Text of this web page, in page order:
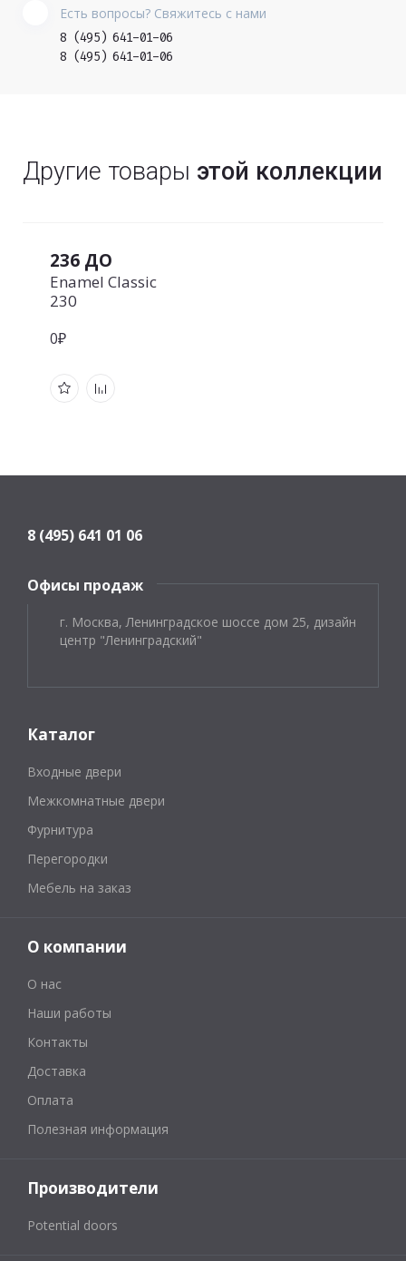
Есть вопросы? Свяжитесь с нами
8 (495) 641-01-06
8 (495) 641-01-06
Другие товары этой коллекции
236 ДО
Enamel Classic
230
0₽
8 (495) 641 01 06
Офисы продаж
г. Москва, Ленинградское шоссе дом 25, дизайн
центр "Ленинградский"
Каталог
Входные двери
Межкомнатные двери
Фурнитура
Перегородки
Мебель на заказ
О компании
О нас
Наши работы
Контакты
Доставка
Оплата
Полезная информация
Производители
Potential doors